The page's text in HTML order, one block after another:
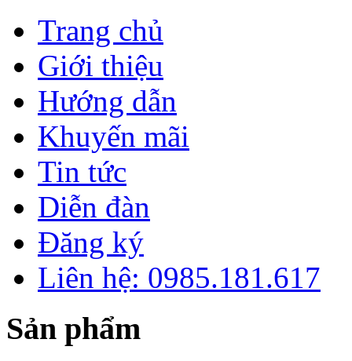
Trang chủ
Giới thiệu
Hướng dẫn
Khuyến mãi
Tin tức
Diễn đàn
Đăng ký
Liên hệ: 0985.181.617
Sản phẩm